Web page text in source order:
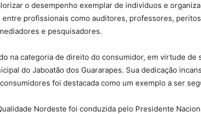
o desempenho exemplar de indivíduos e
entre profissionais como auditores, professores,
e pesquisadores.
na categoria de direito do consumidor, em virtude de
do Jaboatão dos Guararapes. Sua dedicação
foi destacada como um exemplo a ser
Nordeste foi conduzida pelo Presidente